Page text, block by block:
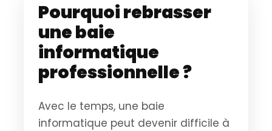
Pourquoi rebrasser
une baie
informatique
professionnelle ?
Avec le temps, une baie
informatique peut devenir difficile à